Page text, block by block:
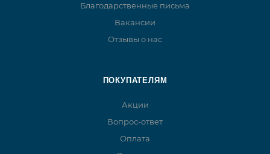
Благодарственные письма
Вакансии
Отзывы о нас
ПОКУПАТЕЛЯМ
Акции
Вопрос-ответ
Оплата